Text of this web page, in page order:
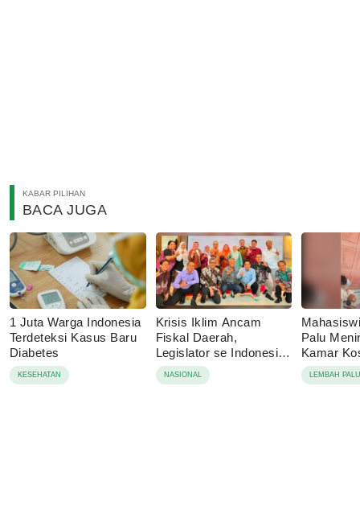
KABAR PILIHAN
BACA JUGA
1 Juta Warga Indonesia
Terdeteksi Kasus Baru
Diabetes
KESEHATAN
Krisis Iklim Ancam
Fiskal Daerah,
Legislator se Indonesia
Dorong APBD Berbasis
Ketahanan Lingkungan
NASIONAL
Palu
Kamar
Tolak
LEMBAH PALU